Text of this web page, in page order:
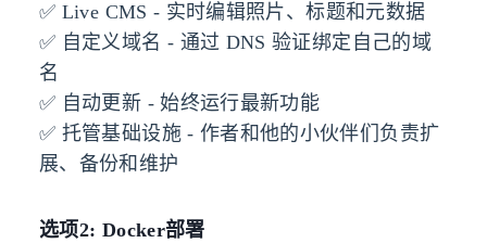
✅ Live CMS - 实时编辑照片、标题和元数据
✅ 自定义域名 - 通过 DNS 验证绑定自己的域
名
✅ 自动更新 - 始终运行最新功能
✅ 托管基础设施 - 作者和他的小伙伴们负责扩
展、备份和维护
选项2: Docker部署